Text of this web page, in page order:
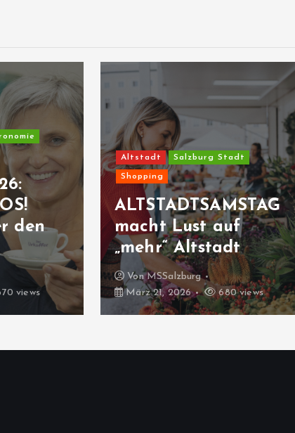
den
views
Altstadt Salzburg Stadt
Shopping
ALTSTADTSAMSTAG
macht Lust auf
„mehr“ Altstadt
VonMSSalzburg
März 21, 2026
680 views